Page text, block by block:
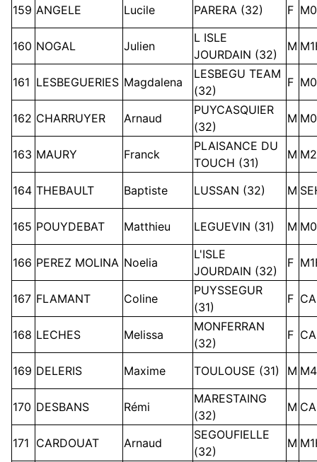
159 ANGELE Lucile PARERA (32) F
160 NOGAL Julien
L ISLE
JOURDAIN (32)
M
161 LESBEGUERIES Magdalena
LESBEGU TEAM
(32)
F
162 CHARRUYER Arnaud
PUYCASQUIER
(32)
M
163 MAURY Franck
PLAISANCE DU
TOUCH (31)
M
164 THEBAULT Baptiste LUSSAN (32) M
165 POUYDEBAT Matthieu LEGUEVIN (31) M
166 PEREZ MOLINA Noelia
L'ISLE
JOURDAIN (32)
F
167 FLAMANT Coline
PUYSSEGUR
(31)
F
168 LECHES Melissa
MONFERRAN
(32)
F
169 DELERIS Maxime TOULOUSE (31) M
170 DESBANS Rémi
MARESTAING
(32)
M
171 CARDOUAT Arnaud
SEGOUFIELLE
(32)
M